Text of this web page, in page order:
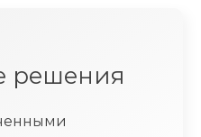
решения